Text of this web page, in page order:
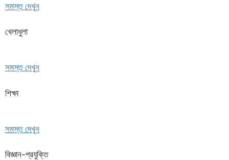
সমস্ত দেখুন
খেলাধুলা
সমস্ত দেখুন
শিক্ষা
সমস্ত দেখুন
বিজ্ঞান-প্রযুক্তি